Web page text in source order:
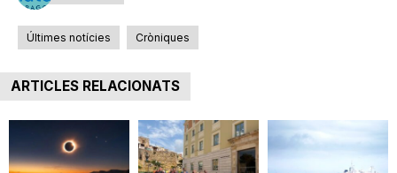
Últimes notícies Cròniques
ARTICLES RELACIONATS